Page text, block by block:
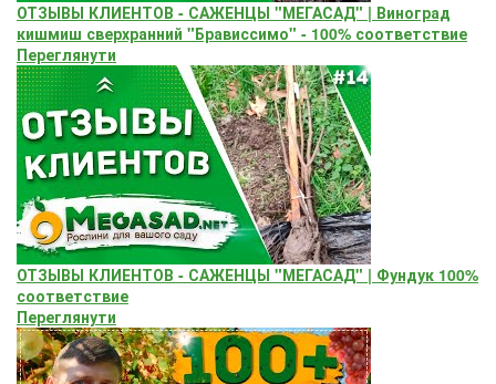
ОТЗЫВЫ КЛИЕНТОВ - САЖЕНЦЫ "МЕГАСАД" | Виноград
кишмиш сверхранний "Брависсимо" - 100% соответствие
Переглянути
ОТЗЫВЫ КЛИЕНТОВ - САЖЕНЦЫ "МЕГАСАД" | Фундук 100%
соответствие
Переглянути